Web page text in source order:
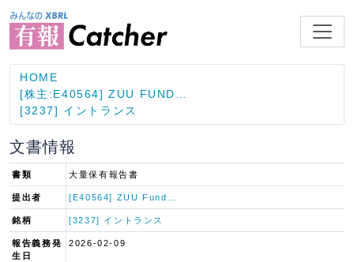
HOME
[株主:E40564] ZUU FUND…
[3237] イントランス
文書情報
書類 大量保有報告書
提出者 [E40564] ZUU Fund…
銘柄 [3237] イントランス
報告義務発
生日
2026-02-09